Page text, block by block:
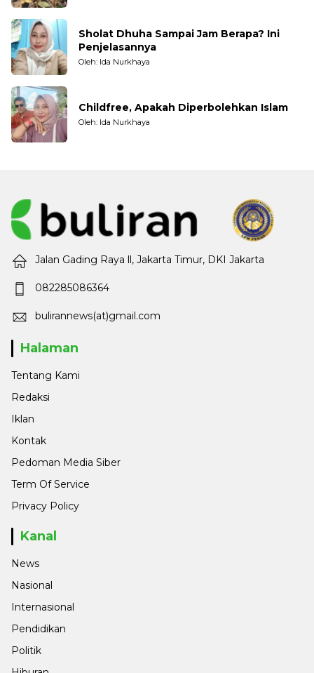
Sholat Dhuha Sampai Jam Berapa? Ini
Penjelasannya
Oleh: Ida Nurkhaya
Childfree, Apakah Diperbolehkan Islam
Oleh: Ida Nurkhaya
Jalan Gading Raya ll, Jakarta Timur, DKI Jakarta
082285086364
bulirannews(at)gmail.com
Halaman
Tentang Kami
Redaksi
Iklan
Kontak
Pedoman Media Siber
Term Of Service
Privacy Policy
Kanal
News
Nasional
Internasional
Pendidikan
Politik